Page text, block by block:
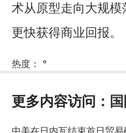
术从原型走向大规
更快获得商业回报。
热度： °
更多内容访问：
中美在日内瓦结束首日贸